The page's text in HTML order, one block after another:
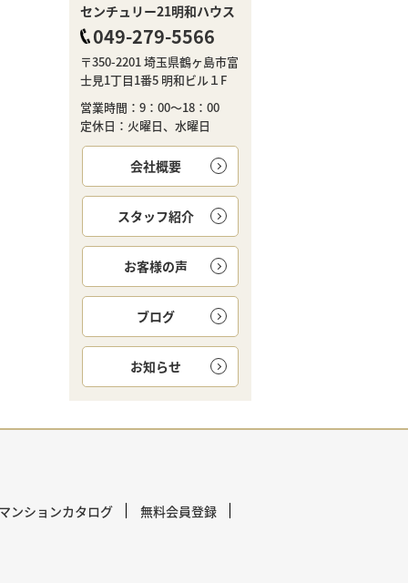
センチュリー21明和ハウス
049-279-5566
〒350-2201 埼玉県鶴ヶ島市富
士見1丁目1番5 明和ビル１F
営業時間：9：00～18：00
定休日：火曜日、水曜日
会社概要
スタッフ紹介
お客様の声
ブログ
お知らせ
ンションカタログ 無料会員登録